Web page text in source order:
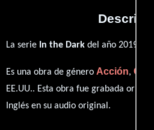
La serie In the Dark del año 2019,
Es una obra de género Acción,
EE.UU.. Esta obra fue grabada
Inglés en su audio original.